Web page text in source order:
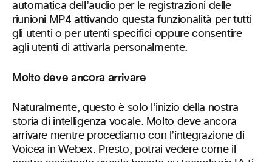
automatica dell’audio per le registrazioni delle
riunioni MP4 attivando questa funzionalità per tutti
gli utenti o per utenti specifici oppure consentire
agli utenti di attivarla personalmente.
Molto deve ancora arrivare
Naturalmente, questo è solo l’inizio della nostra
storia di intelligenza vocale. Molto deve ancora
arrivare mentre procediamo con l’integrazione di
Voicea in Webex. Presto, potrai vedere come il